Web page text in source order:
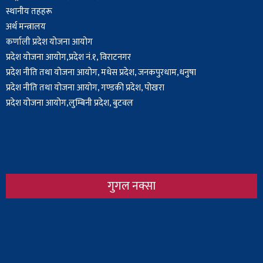
स्थानीय तहहरू
अर्थ मन्त्रालय
कर्णाली प्रदेश योजना आयोग
प्रदेश योजना आयोग,प्रदेश नं.१, विराटनगर
प्रदेश नीति तथा योजना आयोग, मधेस प्रदेश, जनकपुरधाम,धनुषा
प्रदेश नीति तथा योजना आयोग, गण्डकी प्रदेश, पोखरा
प्रदेश योजना आयोग,लुम्बिनी प्रदेश, बुटवल
गुगल नक्सा